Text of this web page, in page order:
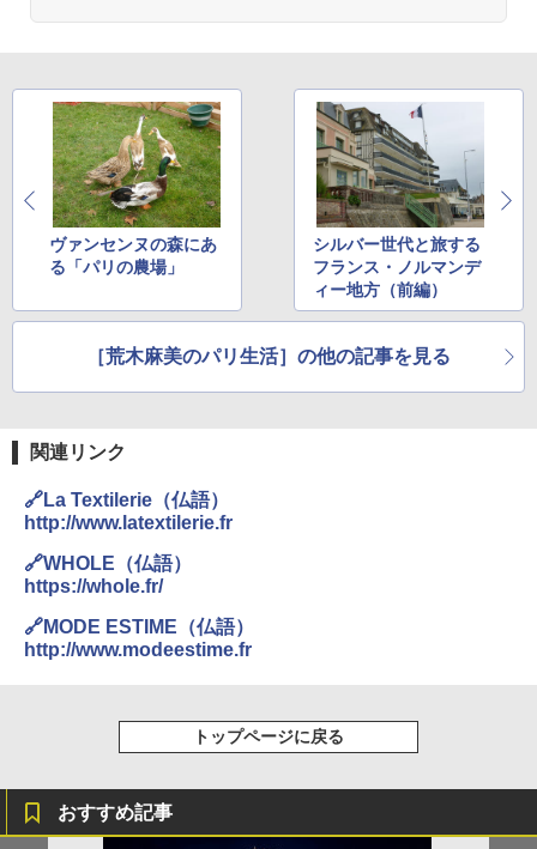
ュ(BC仕様) PATC-150B(EB)
Coleman(コールマン) ツーリングドーム/LD
X 2人用 3人用 キャンプ アウトドア フェス
収納 コンパクト 簡単設営 カンガルーテント
ソロキャンプ ソロテント
￥20,718
ゴムボート 空気入れ 空気抜き 自動停止 過熱
保護 日光可読lcd 7種類ノズル付き
￥7,299
ヴァンセンヌの森にあ
る「パリの農場」
シルバー世代と旅する
フランス・ノルマンデ
ィー地方（前編）
［荒木麻美のパリ生活］の他の記事を見る
関連リンク
🔗La Textilerie（仏語）
http://www.latextilerie.fr
🔗WHOLE（仏語）
https://whole.fr/
🔗MODE ESTIME（仏語）
http://www.modeestime.fr
トップページに戻る
おすすめ記事